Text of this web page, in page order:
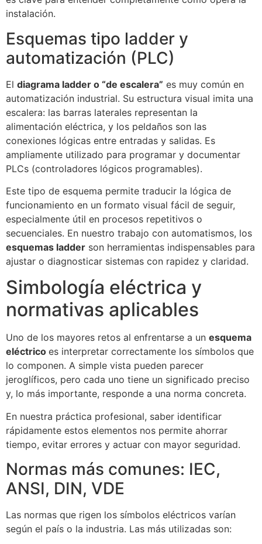
instalación.
Esquemas tipo ladder y
automatización (PLC)
El diagrama ladder o “de escalera” es muy común en
automatización industrial. Su estructura visual imita una
escalera: las barras laterales representan la
alimentación eléctrica, y los peldaños son las
conexiones lógicas entre entradas y salidas. Es
ampliamente utilizado para programar y documentar
PLCs (controladores lógicos programables).
Este tipo de esquema permite traducir la lógica de
funcionamiento en un formato visual fácil de seguir,
especialmente útil en procesos repetitivos o
secuenciales. En nuestro trabajo con automatismos, los
esquemas ladder son herramientas indispensables para
ajustar o diagnosticar sistemas con rapidez y claridad.
Simbología eléctrica y
normativas aplicables
Uno de los mayores retos al enfrentarse a un esquema
eléctrico es interpretar correctamente los símbolos que
lo componen. A simple vista pueden parecer
jeroglíficos, pero cada uno tiene un significado preciso
y, lo más importante, responde a una norma concreta.
En nuestra práctica profesional, saber identificar
rápidamente estos elementos nos permite ahorrar
tiempo, evitar errores y actuar con mayor seguridad.
Normas más comunes: IEC,
ANSI, DIN, VDE
Las normas que rigen los símbolos eléctricos varían
según el país o la industria. Las más utilizadas son: